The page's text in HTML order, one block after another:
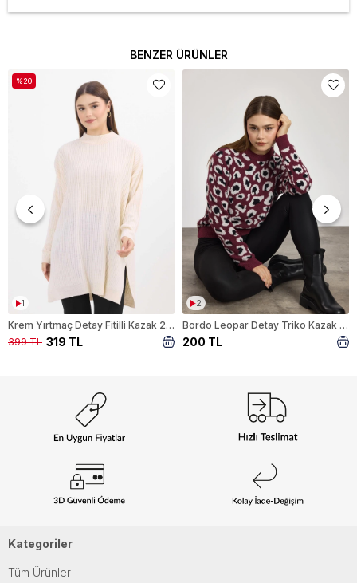
BENZER ÜRÜNLER
1
Krem Yırtmaç Detay Fitilli Kazak 22131
319 TL
399 TL
%20
2
Bordo Leopar Detay Triko Kazak 24342
200 TL
Kategoriler
Tüm Ürünler